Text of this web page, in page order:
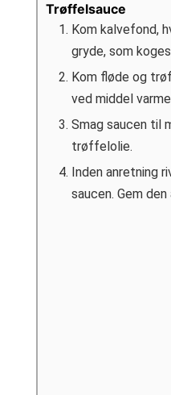
Trøffelsauce
Kom kalvefond,
gryde, som
Kom fløde og
ved middel
Smag saucen til
trøffelolie.
Inden anretning
saucen. Gem